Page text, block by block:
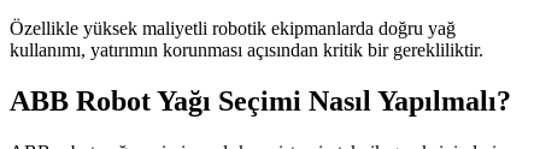
Özellikle yüksek maliyetli robotik ekipmanlarda doğru yağ
kullanımı, yatırımın korunması açısından kritik bir gerekliliktir.
ABB Robot Yağı Seçimi Nasıl Yapılmalı?